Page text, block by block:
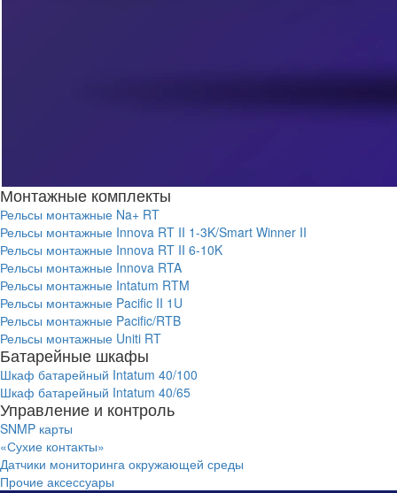
Монтажные комплекты
Рельсы монтажные Na+ RT
Рельсы монтажные Innova RT II 1-3K/Smart Winner II
Рельсы монтажные Innova RT II 6-10K
Рельсы монтажные Innova RTA
Рельсы монтажные Intatum RTM
Рельсы монтажные Pacific II 1U
Рельсы монтажные Pacific/RTB
Рельсы монтажные Uniti RT
Батарейные шкафы
Шкаф батарейный Intatum 40/100
Шкаф батарейный Intatum 40/65
Управление и контроль
SNMP карты
«Сухие контакты»
Датчики мониторинга окружающей среды
Прочие аксессуары